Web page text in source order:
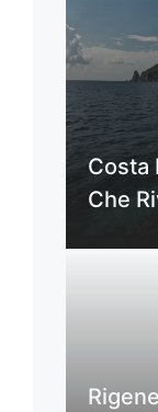
Costa
Che